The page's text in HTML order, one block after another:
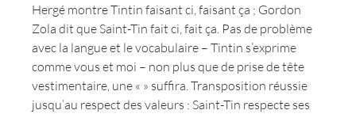
Hergé montre Tintin faisant ci, faisant ça ; Gordon
Zola dit que Saint-Tin fait ci, fait ça. Pas de problème
avec la langue et le vocabulaire – Tintin s’exprime
comme vous et moi – non plus que de prise de tête
vestimentaire, une « » suffira. Transposition réussie
jusqu’au respect des valeurs : Saint-Tin respecte ses